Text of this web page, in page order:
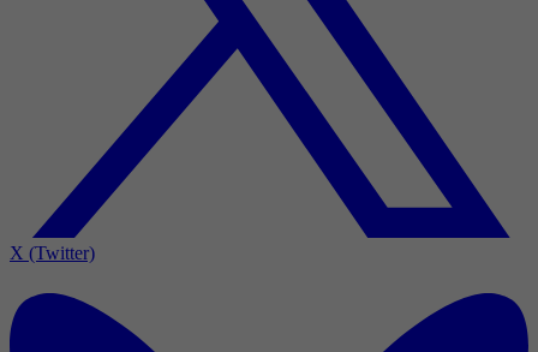
X (Twitter)